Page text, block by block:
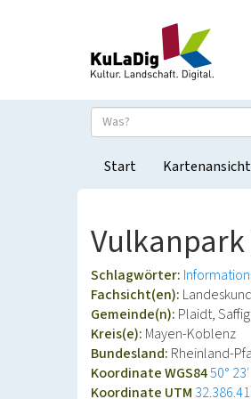
Start Kartenansicht
Schlagwörter:
Fachsicht(en):
Gemeinde(n): Plaidt, Saffig
Kreis(e): Mayen-Koblenz
Bundesland: Rheinland-
Koordinate WGS8450°
Koordinate UTM